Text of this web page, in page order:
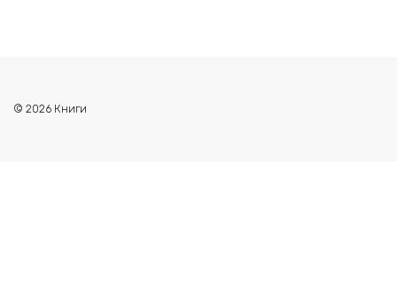
© 2026 Книги